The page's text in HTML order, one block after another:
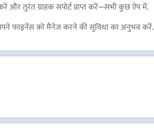
और तुरंत ग्राहक सपोर्ट प्राप्त करें—सभी कुछ ऐप में.
फाइनेंस को मैनेज करने की सुविधा का अनुभव करें.